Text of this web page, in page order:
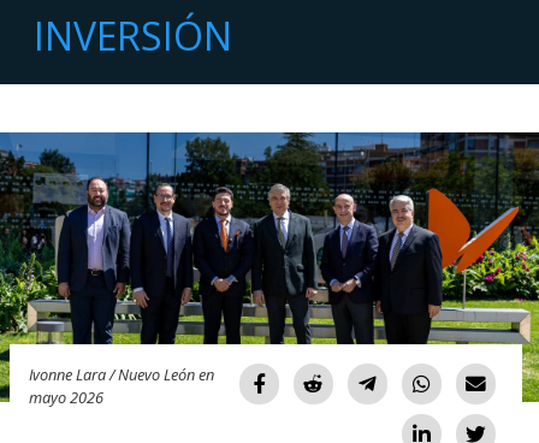
INVERSIÓN
Ivonne Lara / Nuevo León en
mayo 2026